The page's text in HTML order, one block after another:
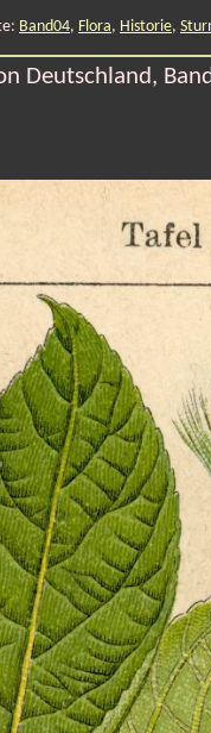
Band04, Flora, Historie,
Deutschland,